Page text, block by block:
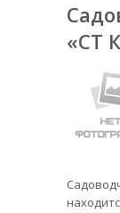
«СТ